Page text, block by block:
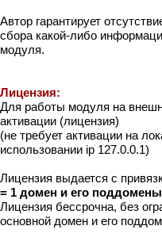
Автор гарантирует
сбора какой-либо
модуля.
Лицензия:
Для работы модуля на
активации (лицензия)
(не требует активации на
использовании ip 127.0.0.1)
Лицензия выдается с
= 1 домен и его поддомены
Лицензия бессрочна, без
основной домен и его